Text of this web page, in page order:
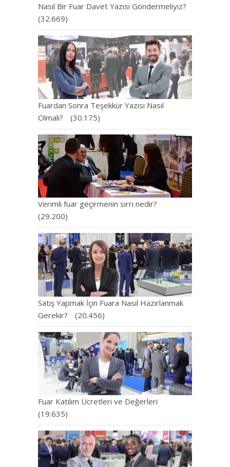
Nasıl Bir Fuar Davet Yazısı Göndermeliyiz?
(32.669)
Fuardan Sonra Teşekkür Yazısı Nasıl
Olmalı?
(30.175)
Verimli fuar geçirmenin sırrı nedir?
(29.200)
Satış Yapmak İçin Fuara Nasıl Hazırlanmak
Gerekir?
(20.456)
Fuar Katılım Ücretleri ve Değerleri
(19.635)